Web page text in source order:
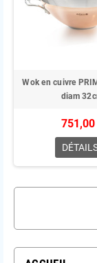
Wok en cuivre
diam
751,00